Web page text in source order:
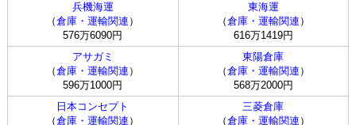
兵機海運
（倉庫・運輸関連 ）
576万6090円
東海運
（倉庫・運輸関連 ）
616万1419円
アサガミ
（倉庫・運輸関連 ）
596万1000円
東陽倉庫
（倉庫・運輸関連 ）
568万2000円
日本コンセプト
（倉庫・運輸関連 ）
三菱倉庫
（倉庫・運輸関連 ）